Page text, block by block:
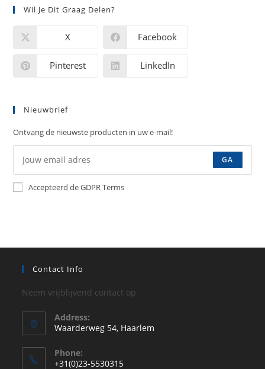
Wil Je Dit Graag Delen?
X Facebook
Pinterest LinkedIn
Nieuwbrief
Ontvang de nieuwste producten in uw e-mail!
GA
Accepteerd de GDPR Terms
Contact Info
Neem vrijblijvend contact op
Address:
Waarderweg 54, Haarlem
Phone:
+31(0)23-5530315